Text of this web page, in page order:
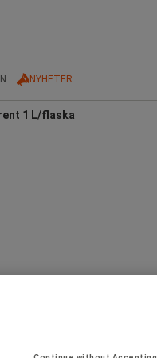
NYHETER
1 L/flaska